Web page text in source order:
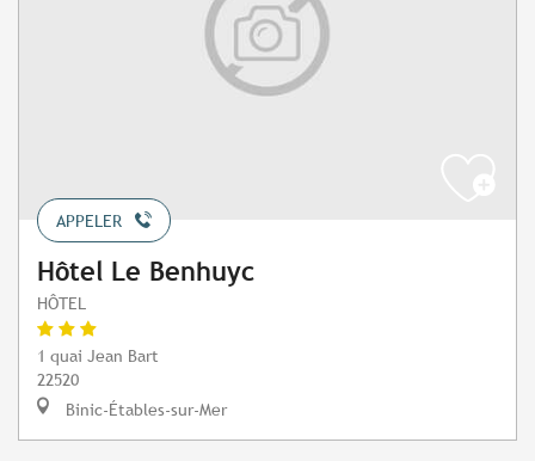
APPELER
Hôtel Le Benhuyc
HÔTEL
1 quai Jean Bart
22520
Binic-Étables-sur-Mer